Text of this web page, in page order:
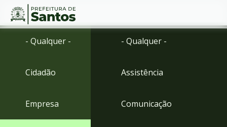
Ir
menu
Conteúdo
- Qualquer -
Cidadão
Empresa
- Qualquer -
Assistência
Comunicação